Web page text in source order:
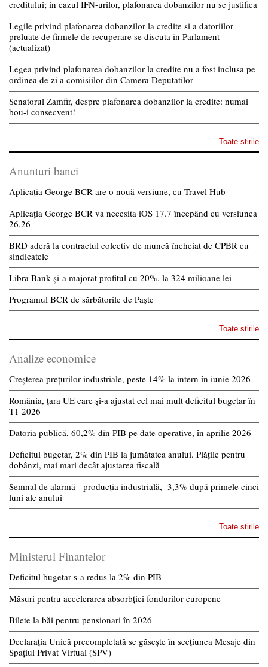
creditului; in cazul IFN-urilor, plafonarea dobanzilor nu se justifica
Legile privind plafonarea dobanzilor la credite si a datoriilor
preluate de firmele de recuperare se discuta in Parlament
(actualizat)
Legea privind plafonarea dobanzilor la credite nu a fost inclusa pe
ordinea de zi a comisiilor din Camera Deputatilor
Senatorul Zamfir, despre plafonarea dobanzilor la credite: numai
bou-i consecvent!
Toate stirile
Anunturi banci
Aplicația George BCR are o nouă versiune, cu Travel Hub
Aplicația George BCR va necesita iOS 17.7 începând cu versiunea
26.26
BRD aderă la contractul colectiv de muncă încheiat de CPBR cu
sindicatele
Libra Bank și-a majorat profitul cu 20%, la 324 milioane lei
Programul BCR de sărbătorile de Paște
Toate stirile
Analize economice
Creșterea prețurilor industriale, peste 14% la intern în iunie 2026
România, țara UE care și-a ajustat cel mai mult deficitul bugetar în
T1 2026
Datoria publică, 60,2% din PIB pe date operative, în aprilie 2026
Deficitul bugetar, 2% din PIB la jumătatea anului. Plățile pentru
dobânzi, mai mari decât ajustarea fiscală
Semnal de alarmă - producția industrială, -3,3% după primele cinci
luni ale anului
Toate stirile
Ministerul Finantelor
Deficitul bugetar s-a redus la 2% din PIB
Măsuri pentru accelerarea absorbției fondurilor europene
Bilete la băi pentru pensionari în 2026
Declarația Unică precompletată se găsește în secțiunea Mesaje din
Spațiul Privat Virtual (SPV)